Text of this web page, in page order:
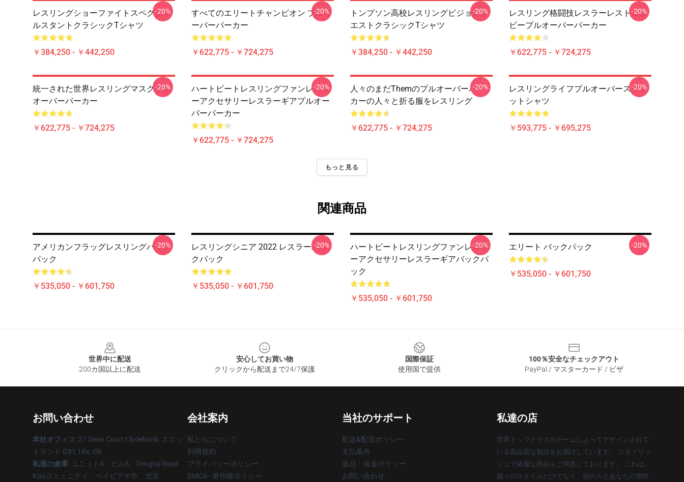
レスリングショーファイトスペクタク
ルスタントクラシックTシャツ
￥384,250 - ￥442,250
-20%
すべてのエリートチャンピオン プルオ
ーバーパーカー
￥622,775 - ￥724,275
-20%
トンプソン高校レスリングビジョンク
エストクラシックTシャツ
￥384,250 - ￥442,250
-20%
レスリング格闘技レスラーレストルホ
ビープルオーバーパーカー
￥622,775 - ￥724,275
-20%
統一された世界レスリングマスクプル
オーバーパーカー
￥622,775 - ￥724,275
-20%
ハートビートレスリングファンレスラ
ーアクセサリーレスラーギアプルオー
バーパーカー
￥622,775 - ￥724,275
-20%
人々のまだThemのプルオーバーパー
カーの人々と折る服をレスリング
￥622,775 - ￥724,275
-20%
レスリングライフプルオーバースウェ
ットシャツ
￥593,775 - ￥695,275
-20%
もっと見る
関連商品
アメリカンフラッグレスリングバック
パック
￥535,050 - ￥601,750
-20%
レスリングシニア 2022 レスラーバッ
クパック
￥535,050 - ￥601,750
-20%
ハートビートレスリングファンレスラ
ーアクセサリーレスラーギアバックパ
ック
￥535,050 - ￥601,750
-20% エリート バックパック
￥535,050 - ￥601,750
-20%
世界中に配送
200カ国以上に配送
安心してお買い物
クリックから配送まで24/7保護
国際保証
使用国で提供
100％安全なチェックアウト
PayPal / マスターカード / ビザ
お問い合わせ
本社オフィス: 31 Dean Court Clydebank, スコッ
トランド G81 1Rx, Gb
私達の倉庫: ユニット4、ビル6、Fengtai Road
Kouコミュニティ、ベイピアオ市、北京
会社案内
私たちについて
利用規約
プライバシーポリシー
DMCA - 著作権ポリシー
当社のサポート
配送&配送ポリシー
支払条件
返品・返金ポリシー
お問い合わせ
私達の店
世界トップクラスのチームによってデザインされて
いる高品質な製品をお届けしています。 スタイリッ
シュで綺麗な商品をご用意しております。 これは、
個々のスタイルだけでなく、他の人とあなたの個性